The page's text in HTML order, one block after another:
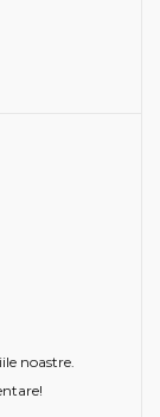
noastre.